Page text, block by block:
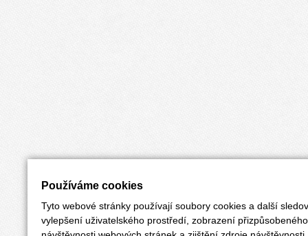
Používáme cookies
Tyto webové stránky používají soubory cookies a další
vylepšení uživatelského prostředí, zobrazení